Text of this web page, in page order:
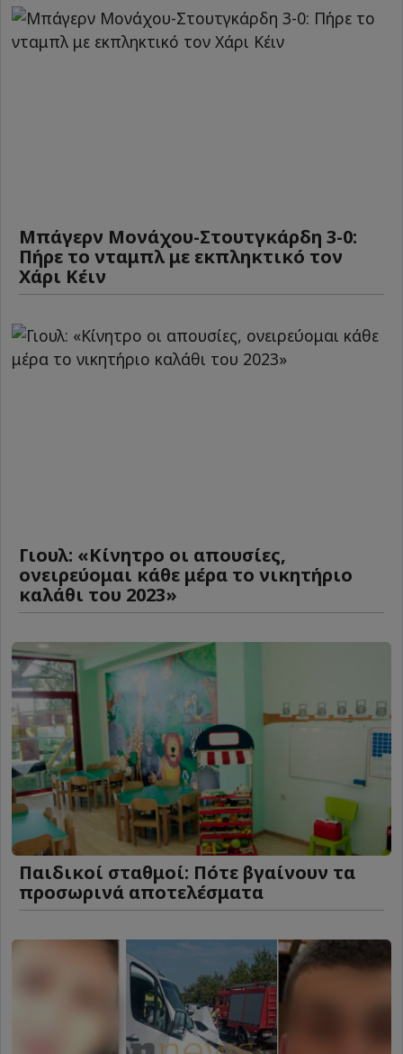
Μπάγερν Μονάχου-Στουτγκάρδη 3-0:
Πήρε το νταμπλ με εκπληκτικό τον
Χάρι Κέιν
Γιουλ: «Κίνητρο οι απουσίες,
ονειρεύομαι κάθε μέρα το νικητήριο
καλάθι του 2023»
Παιδικοί σταθμοί: Πότε βγαίνουν τα
προσωρινά αποτελέσματα